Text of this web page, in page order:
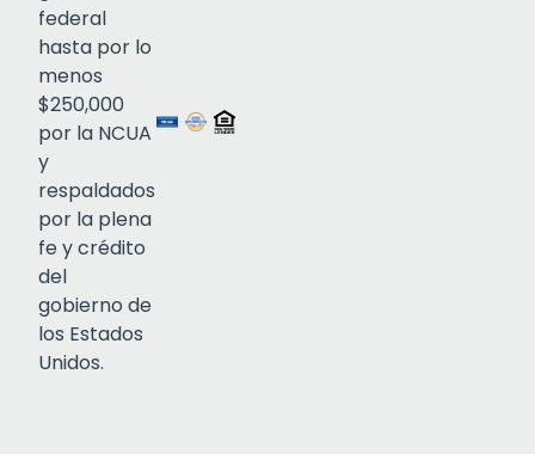
federal
hasta por lo
menos
$250,000
por la NCUA
y
respaldados
por la plena
fe y crédito
del
gobierno de
los Estados
Unidos.